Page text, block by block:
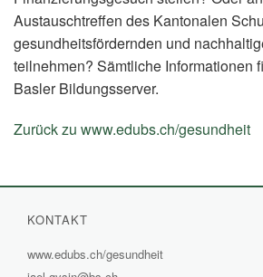
Austauschtreffen des Kantonalen
gesundheitsfördernden und
teilnehmen? Sämtliche Informationen
Basler Bildungsserver.
Zurück zu www.edubs.ch/gesundheit
KONTAKT
www.edubs.ch/gesundheit